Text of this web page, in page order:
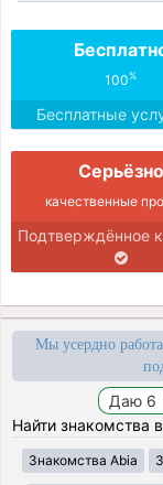
100%
Бесплатные
Серьёзно
качественные
Подтверждённое
Мы усердно
Найти знакомства
Знакомства Abia